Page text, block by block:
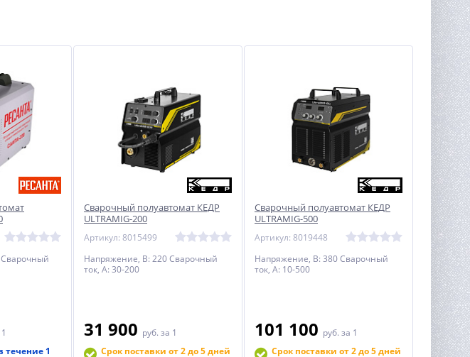
течение 1
Сварочный полуавтомат КЕДР
ULTRAMIG-200
Артикул: 8015499
Напряжение, В: 220 Сварочный
ток, А: 30-200
31 900 руб. за 1
Срок поставки от 2 до 5 дней
Сварочный полуавтомат КЕДР
ULTRAMIG-500
Артикул: 8019448
Напряжение, В: 380 Сварочный
ток, А: 10-500
101 100 руб. за 1
Срок поставки от 2 до 5 дней